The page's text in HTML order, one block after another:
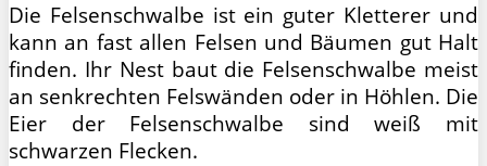
Die Felsenschwalbe ist ein guter Kletterer und
kann an fast allen Felsen und Bäumen gut Halt
finden. Ihr Nest baut die Felsenschwalbe meist
an senkrechten Felswänden oder in Höhlen. Die
Eier der Felsenschwalbe sind weiß mit
schwarzen Flecken.